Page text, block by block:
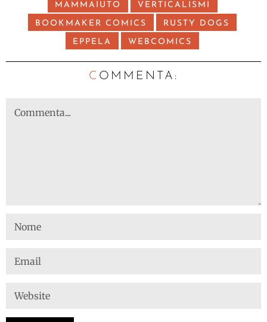
MAMMAIUTO VERTICALISMI
BOOKMAKER COMICS RUSTY DOGS
EPPELA WEBCOMICS
C OMMENTA: